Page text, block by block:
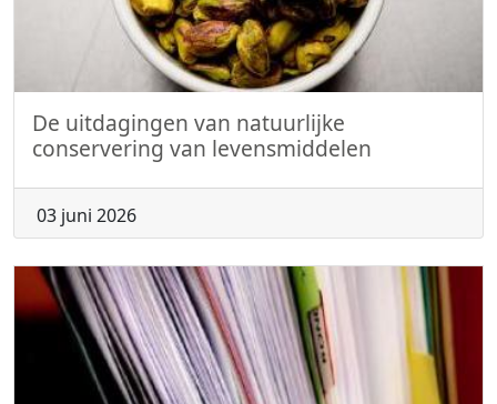
De uitdagingen van natuurlijke
conservering van levensmiddelen
03 juni 2026